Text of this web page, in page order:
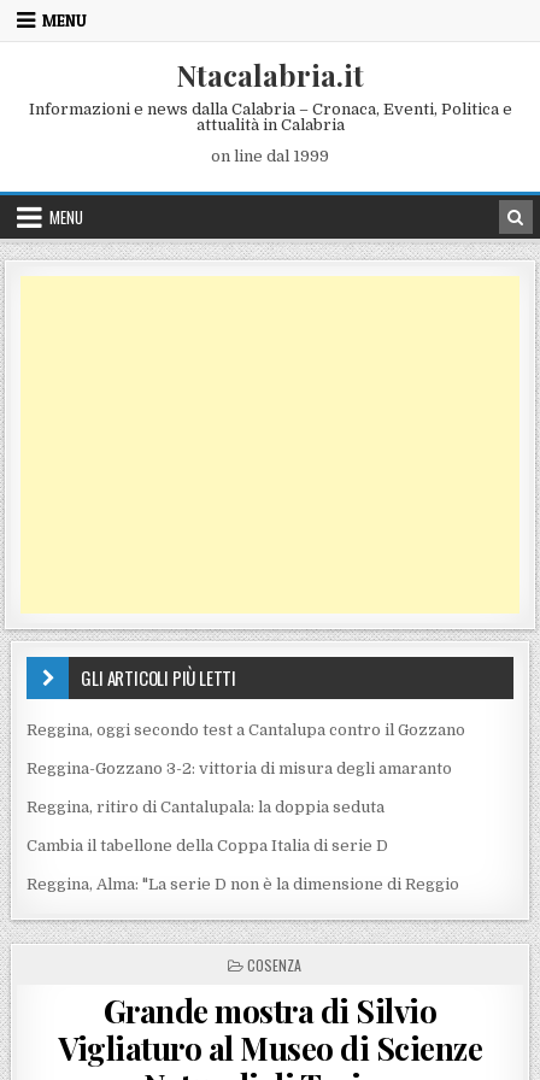
Skip to content
MENU
Ntacalabria.it
Informazioni e news dalla Calabria – Cronaca, Eventi, Politica e
attualità in Calabria
on line dal 1999
MENU
GLI ARTICOLI PIÙ LETTI
Reggina, oggi secondo test a Cantalupa contro il Gozzano
Reggina-Gozzano 3-2: vittoria di misura degli amaranto
Reggina, ritiro di Cantalupala: la doppia seduta
Cambia il tabellone della Coppa Italia di serie D
Reggina, Alma: "La serie D non è la dimensione di Reggio
POSTED IN
COSENZA
Grande mostra di Silvio
Vigliaturo al Museo di Scienze